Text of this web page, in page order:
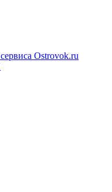
Ostrovok.ru